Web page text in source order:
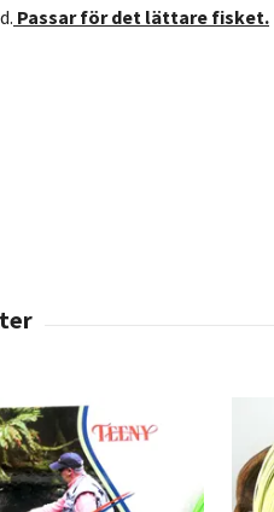
Passar för det lättare fisket.